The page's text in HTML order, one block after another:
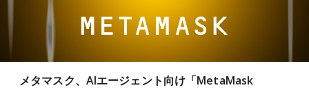
メタマスク、AIエージェント向け「MetaMask